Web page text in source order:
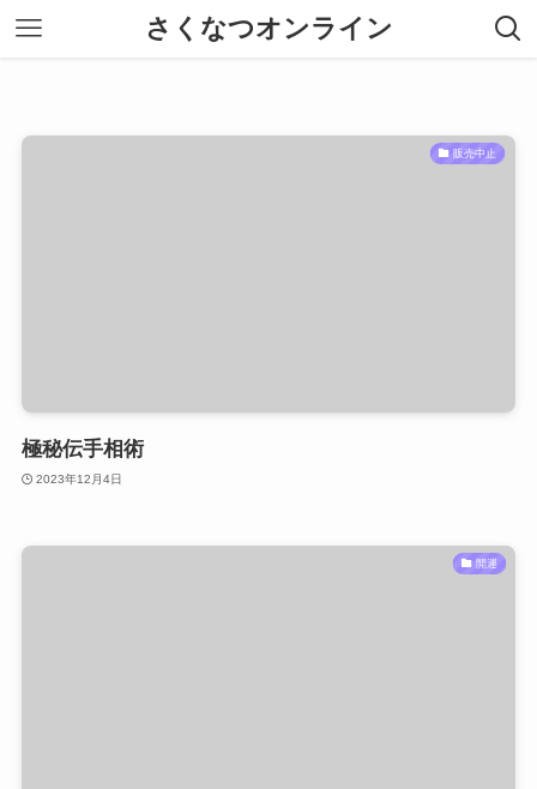
さくなつオンライン
販売中止
極秘伝手相術
2023年12月4日
開運